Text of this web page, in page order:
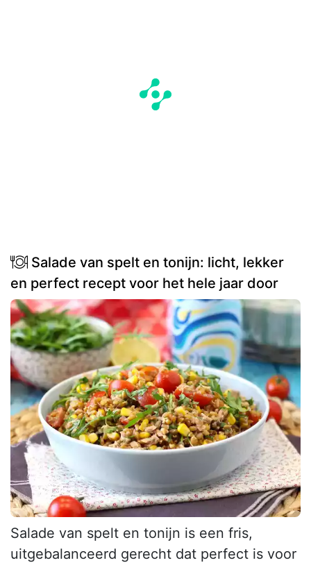
Salade van spelt en tonijn: licht, lekker
en perfect recept voor het hele jaar door
Salade van spelt en tonijn is een fris,
uitgebalanceerd gerecht dat perfect is voor